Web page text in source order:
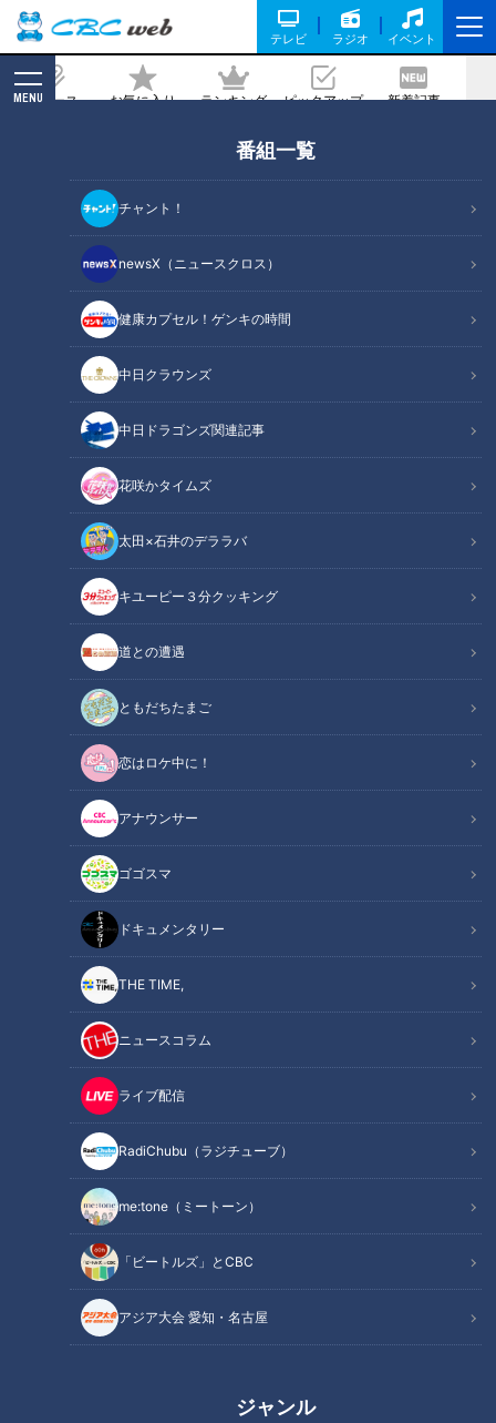
テレビ ラジオ イベント
ニュース お気に入り ランキング ピックアップ 新着記事
MENU
番組一覧
チャント！
newsX（ニュースクロス）
健康カプセル！ゲンキの時間
中日クラウンズ
中日ドラゴンズ関連記事
花咲かタイムズ
太田×石井のデララバ
キユーピー３分クッキング
道との遭遇
ともだちたまご
恋はロケ中に！
アナウンサー
ゴゴスマ
ドキュメンタリー
THE TIME,
ニュースコラム
ライブ配信
RadiChubu（ラジチューブ）
me:tone（ミートーン）
「ビートルズ」とCBC
アジア大会 愛知・名古屋
ジャンル
菓子屋の令和版“たません”も！地元で人
気の“愛されフード”を調査
2025/07/04 06:03
CBCテレビ『チャント！』食べなきゃ損する！愛されフード
チャント！
食べなきゃ損する！愛されフード
その町以外ではあまり知られていないけど…地元の人はみんな
知っている“愛されフード”。今回は、“裏名古屋メシ”「人生餃
子」の「皿台湾」や、多世代交流を大事にしているという駄菓
子屋「ぽとろ」の「うまたま」の魅力に迫ります。
関連リンク
秒～】
お客さんの9割が注文！“裏名古屋メシ”「皿台湾」とは？
もう一つの名物！ドデカサイズのチャーシューが食欲をそ
令和版“たません”！？介護施設内の駄菓子屋「ぽとろ」の
「うまたま」
オススメ関連コンテンツ
お客さんの9割が注文！“裏名古屋メシ”「皿台
湾」とは？